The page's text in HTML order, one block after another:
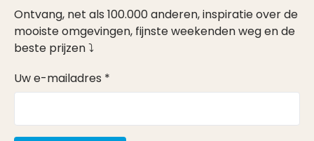
Ontvang, net als 100.000 anderen, inspiratie over de
mooiste omgevingen, fijnste weekenden weg en de
beste prijzen ⤵
Uw e-mailadres *